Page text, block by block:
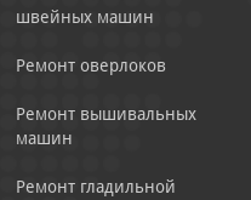
швейных машин
Ремонт оверлоков
Ремонт вышивальных
машин
Ремонт гладильной